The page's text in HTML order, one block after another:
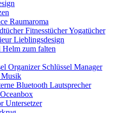
Raumaroma
Fitnesstücher Yogatücher
Lieblingsdesign
Helm zum falten
Organizer Schlüssel Manager
Bluetooth Lautsprecher
Untersetzer